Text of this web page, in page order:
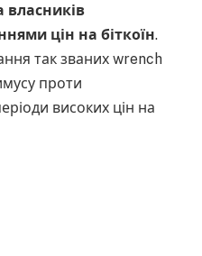
цін на біткоїн.
так званих wrench
проти
високих цін на